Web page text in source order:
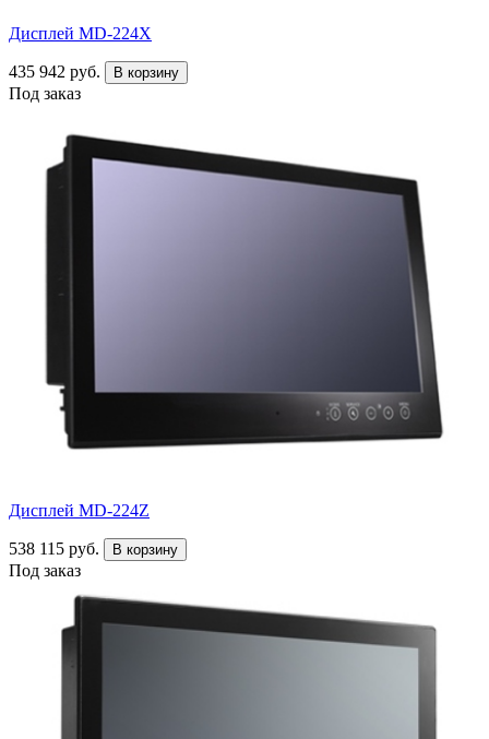
Дисплей MD-224X
435 942 руб. В корзину
Под заказ
Дисплей MD-224Z
538 115 руб. В корзину
Под заказ